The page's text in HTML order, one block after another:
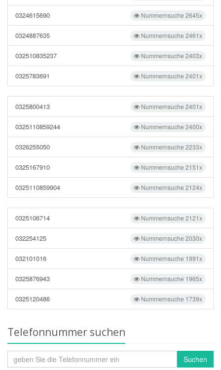
Nummernsuche 2645x
0324615690
Nummernsuche 2461x
0324887635
Nummernsuche 2403x
032510835237
Nummernsuche 2401x
0325783691
Nummernsuche 2401x
0325800413
Nummernsuche 2400x
0325110859244
Nummernsuche 2233x
0326255050
Nummernsuche 2151x
0325167910
Nummernsuche 2124x
0325110859904
Nummernsuche 2121x
0325106714
Nummernsuche 2030x
032254125
Nummernsuche 1991x
032101016
Nummernsuche 1965x
0325876943
Nummernsuche 1739x
0325120486
Telefonnummer suchen
Suchen